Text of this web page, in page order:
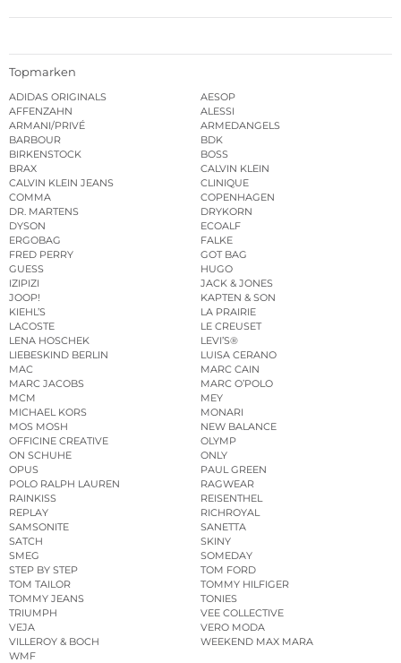
Topmarken
ADIDAS ORIGINALS
AESOP
AFFENZAHN
ALESSI
ARMANI/PRIVÉ
ARMEDANGELS
BARBOUR
BDK
BIRKENSTOCK
BOSS
BRAX
CALVIN KLEIN
CALVIN KLEIN JEANS
CLINIQUE
COMMA
COPENHAGEN
DR. MARTENS
DRYKORN
DYSON
ECOALF
ERGOBAG
FALKE
FRED PERRY
GOT BAG
GUESS
HUGO
IZIPIZI
JACK & JONES
JOOP!
KAPTEN & SON
KIEHL’S
LA PRAIRIE
LACOSTE
LE CREUSET
LENA HOSCHEK
LEVI’S®
LIEBESKIND BERLIN
LUISA CERANO
MAC
MARC CAIN
MARC JACOBS
MARC O’POLO
MCM
MEY
MICHAEL KORS
MONARI
MOS MOSH
NEW BALANCE
OFFICINE CREATIVE
OLYMP
ON SCHUHE
ONLY
OPUS
PAUL GREEN
POLO RALPH LAUREN
RAGWEAR
RAINKISS
REISENTHEL
REPLAY
RICHROYAL
SAMSONITE
SANETTA
SATCH
SKINY
SMEG
SOMEDAY
STEP BY STEP
TOM FORD
TOM TAILOR
TOMMY HILFIGER
TOMMY JEANS
TONIES
TRIUMPH
VEE COLLECTIVE
VEJA
VERO MODA
VILLEROY & BOCH
WEEKEND MAX MARA
WMF